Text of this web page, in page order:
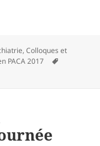
,Colloques et
PACA 2017